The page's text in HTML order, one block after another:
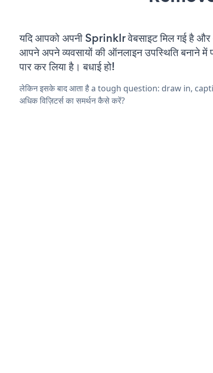
यदि आपको अपनी Sprinklr वेबसाइट मिल गई है
आपने अपने व्यवसायों की ऑनलाइन उपस्थिति बनाने में
पार कर लिया है। बधाई हो!
लेकिन इसके बाद आता है a tough question: draw in,
अधिक विज़िटर्स का समर्थन कैसे करें?